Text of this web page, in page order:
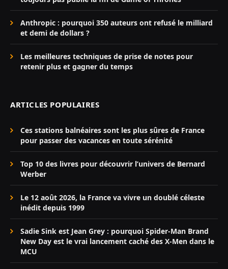
Anthropic : pourquoi 350 auteurs ont refusé le milliard
et demi de dollars ?
Les meilleures techniques de prise de notes pour
retenir plus et gagner du temps
ARTICLES POPULAIRES
Ces stations balnéaires sont les plus sûres de France
pour passer des vacances en toute sérénité
Top 10 des livres pour découvrir l’univers de Bernard
Werber
Le 12 août 2026, la France va vivre un doublé céleste
inédit depuis 1999
Sadie Sink est Jean Grey : pourquoi Spider-Man Brand
New Day est le vrai lancement caché des X-Men dans le
MCU